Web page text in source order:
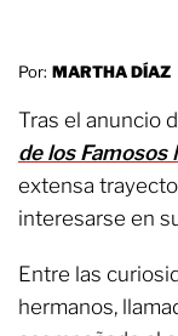
Por: MARTHA DÍAZ
Tras el anuncio
de los
extensa
interesarse en
Entre las
hermanos,